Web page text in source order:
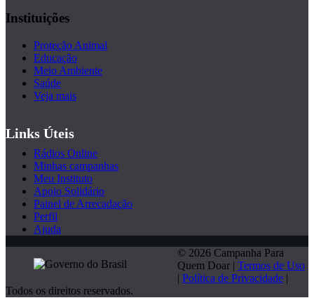
Instituições
Proteção Animal
Educação
Meio Ambiente
Saúde
Veja mais
Links Úteis
Rádios Online
Minhas campanhas
Meu Instituto
Apoio Solidário
Painel de Arrecadação
Perfil
Ajuda
© 2026 Campanha Para
Quem Doar | Termos de Uso
| Política de Privacidade |
Todos os direitos reservados.